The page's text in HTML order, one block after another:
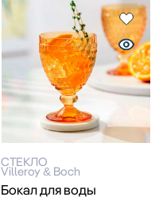
СТЕКЛО
Villeroy & Boch
Бокал для воды